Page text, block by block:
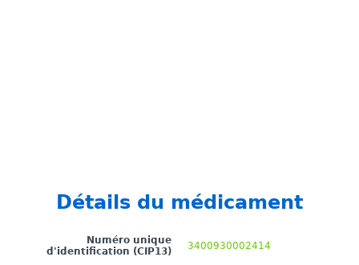
Détails du médicament
Numéro unique
d'identification (CIP13)
3400930002414